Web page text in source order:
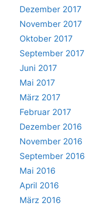
Dezember 2017
November 2017
Oktober 2017
September 2017
Juni 2017
Mai 2017
März 2017
Februar 2017
Dezember 2016
November 2016
September 2016
Mai 2016
April 2016
März 2016